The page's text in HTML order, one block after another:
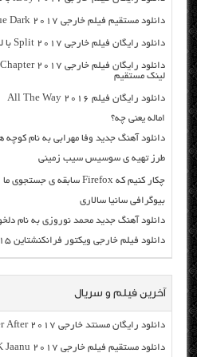
دانلود مستقیم فیلم خارجی Justice League Dark 2017 از سرور سایت
دانلود رایگان فیلم خارجی Split 2017 با لینک مستقیم
لینک مستقیم
دانلود رایگان فیلم All The Way 2016
اماله یعنی چه؟
دانلود آهنگ جدید وفا مهرابی به نام کوچه
طرز تهیه ی سوسیس سیب زمینی
چکار کنیم که Firefox سابقه ی جستجوی ما را ذخیره نکند
بیوگرافی سانیا سالاری
دانلود آهنگ جدید محمد نوروزی به نام
دانلود فیلم خارجی ویکتور فرانکنشتاین ۲۰۱۵ با دوبله فارسی
آخرین فیلم و سریال
دانلود رایگان مسنتد خارجی Britney Ever After 2017 با لینک مستقیم
دانلود مستقیم فیلم خارجی OK Jaanu 2017 از سرور سایت